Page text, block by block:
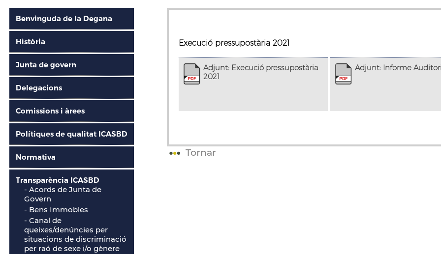
Benvinguda de la Degana
Història
Junta de govern
Delegacions
Comissions i àrees
Polítiques de qualitat ICASBD
Normativa
Transparència ICASBD
- Acords de Junta de
Govern
- Bens Immobles
- Canal de
queixes/denúncies per
situacions de discriminació
per raó de sexe i/o gènere
Execució pressupostària 2021
Adjunt: Execució pressupostària
2021
Adjunt: Informe
Tornar